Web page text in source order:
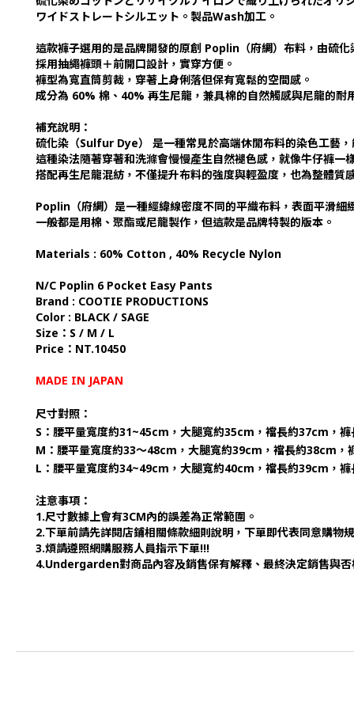
ワイドストレートシルエット。製品Wash加工。
這款褲子選用的是品牌開發的原創 Poplin（府綢）布料，由硫
採用抽繩褲頭＋前開口設計，實穿方便。
褲型為寬直筒剪裁，穿著上身俐落但保有寬鬆的空間感。
成分為 60% 棉、40% 再生尼龍，兼具棉的自然觸感與尼龍的
補充說明：
硫化染（Sulfur Dye） 是一種常見於高端休閒布料的染色工藝
這種染法隨著穿著和洗滌會慢慢產生自然褪色感，就像牛仔褲一
搭配再生尼龍混紡，不僅提升布料的強度與輕盈度，也為整體質
Poplin（府綢）是一種經緯線密度不同的平織布料，表面平滑細
一般都是用棉、聚酯或尼龍製作，但這款是品牌特製的版本。
Materials : 60% Cotton , 40% Recycle Nylon
N/C Poplin 6 Pocket Easy Pants
Brand : COOTIE PRODUCTIONS
Color : BLACK / SAGE
Size：S / M / L
Price：NT.10450
MADE IN JAPAN
尺寸對照：
S：腰平量寬度約31~45cm，大腿寬約35cm，襠長約37cm，
M：腰平量寬度約33～48cm，大腿寬約39cm，襠長約38cm
L：腰平量寬度約34~49cm，大腿寬約40cm，襠長約39cm，
注意事項：
1.尺寸數據上會有3CM內的誤差為正常範圍。
2.下單前請先詳閱店鋪相關條款細則說明，下單即代表同意購物
3.煩請遵照網購服務人員指示下單!!!
4.Undergarden對商品內容及銷售保有解釋、最終決定銷售與否